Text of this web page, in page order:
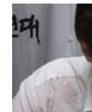
http://newsocialist.org/
and-weinstein/ 과거의 유물인
떠들던 것이 그리 오래 전 일이
리, 기업 이사실, 보다 유연한